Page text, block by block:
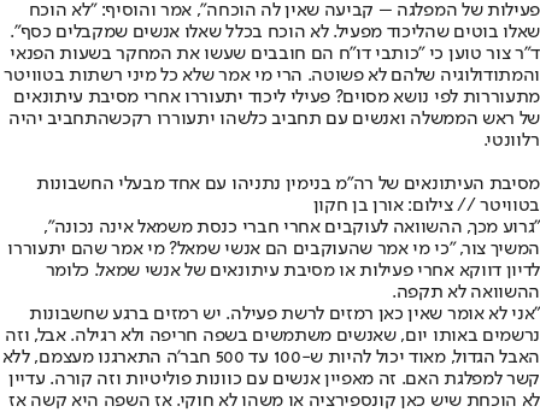
פעילות של המפלגה – קביעה שאין לה הוכחה", אמר והוסיף: "לא הוכח
שאלו בוטים שהליכוד מפעיל. לא הוכח בכלל שאלו אנשים שמקבלים כסף".
ד"ר צור טוען כי "כותבי דו"ח הם חובבים שעשו את המחקר בשעות הפנאי
והמתודולוגיה שלהם לא פשוטה. הרי מי אמר שלא כל מיני רשתות בטוויטר
מתעוררות לפי נושא מסוים? פעילי ליכוד יתעוררו אחרי מסיבת עיתונאים
של ראש הממשלה ואנשים עם תחביב כלשהו יתעוררו רקכשהתחביב יהיה
רלוונטי.
מסיבת העיתונאים של רה"מ בנימין נתניהו עם אחד מבעלי החשבונות
בטוויטר // צילום: אורן בן חקון
"גרוע מכך, ההשוואה לעוקבים אחרי חברי כנסת משמאל אינה נכונה",
המשיך צור, "כי מי אמר שהעוקבים הם אנשי שמאל? מי אמר שהם יתעוררו
לדיון דווקא אחרי פעילות או מסיבת עיתונאים של אנשי שמאל. כלומר
ההשוואה לא תקפה.
"אני לא אומר שאין כאן רמזים לרשת פעילה. יש רמזים ברגע שחשבונות
נרשמים באותו יום, שאנשים משתמשים בשפה חריפה ולא רגילה. אבל, וזה
האבל הגדול, מאוד יכול להיות ש-100 עד 500 חבר'ה התארגנו מעצמם, ללא
קשר למפלגת האם. זה מאפיין אנשים עם כוונות פוליטיות וזה קורה. עדיין
לא הוכחת שיש כאן קונספירציה או משהו לא חוקי. אז השפה היא קשה אז